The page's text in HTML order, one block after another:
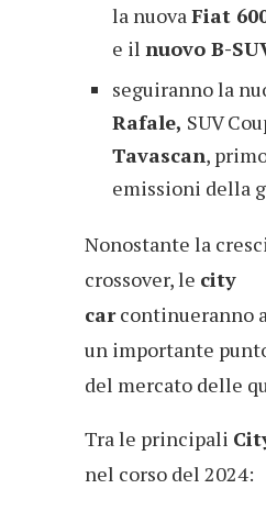
la nuovaFiat
e il nuovo B-
seguiranno la
Rafale, SUV
Tavascan,
emissioni della
Nonostante la
crossover, le city
carcontinueranno
un importante
del mercato delle
Tra le principali
nel corso del 2024: